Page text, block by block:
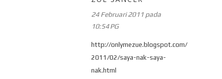
24 Februari 2011 pada
10:54 PG
http://onlymezue.blogspot.com/
2011/02/saya-nak-saya-
nak.html